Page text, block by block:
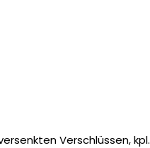
Verschlüssen, kpl.